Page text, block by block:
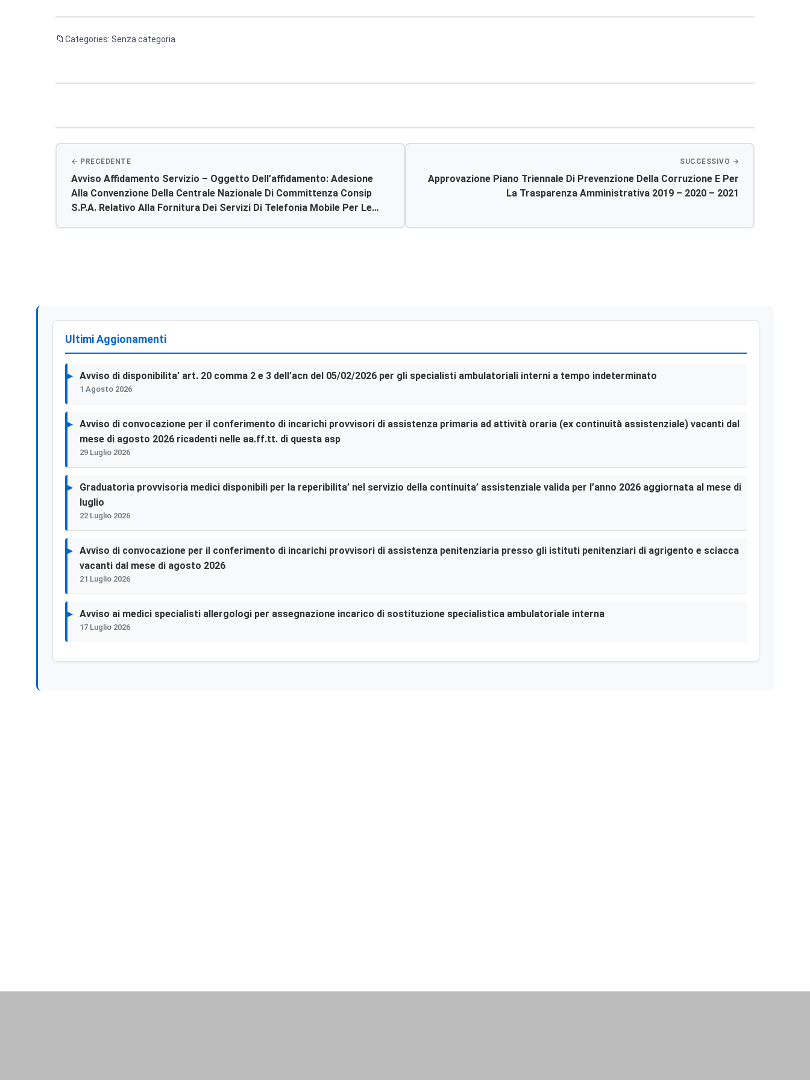
Categories: Senza categoria
articoli
Avviso Affidamento Servizio – Oggetto Dell’affidamento: Adesione
Alla Convenzione Della Centrale Nazionale Di Committenza Consip
S.p.a. Relativo Alla Fornitura Dei Servizi Di Telefonia Mobile Per Le
Approvazione Piano Triennale Di Prevenzione Della Corruzione E Per
La Trasparenza Amministrativa 2019 – 2020 – 2021
Ultimi Aggionamenti
Avviso di disponibilita’ art. 20 comma 2 e 3 dell’acn del 05/02/2026 per gli specialisti ambulatoriali interni a tempo indeterminato
1 Agosto 2026
Avviso di convocazione per il conferimento di incarichi provvisori di assistenza primaria ad attività oraria (ex continuità assistenziale) vacanti dal
mese di agosto 2026 ricadenti nelle aa.ff.tt. di questa asp
29 Luglio 2026
Graduatoria provvisoria medici disponibili per la reperibilita’ nel servizio della continuita’ assistenziale valida per l’anno 2026 aggiornata al mese di
luglio
22 Luglio 2026
Avviso di convocazione per il conferimento di incarichi provvisori di assistenza penitenziaria presso gli istituti penitenziari di agrigento e sciacca
vacanti dal mese di agosto 2026
21 Luglio 2026
Avviso ai medici specialisti allergologi per assegnazione incarico di sostituzione specialistica ambulatoriale interna
17 Luglio 2026